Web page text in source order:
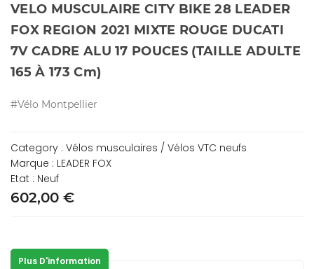
VELO MUSCULAIRE CITY BIKE 28 LEADER
FOX REGION 2021 MIXTE ROUGE DUCATI
7V CADRE ALU 17 POUCES (TAILLE ADULTE
165 À 173 Cm)
#Vélo Montpellier
Category : Vélos musculaires / Vélos VTC neufs
Marque : LEADER FOX
Etat : Neuf
602,00 €
Plus D'information